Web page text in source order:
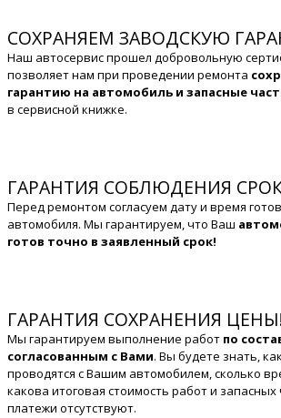
СОХРАНЯЕМ ЗАВОДСКУЮ
Наш автосервис прошел добровольную
позволяет нам при проведении ремонта
гарантию на автомобиль и запасные
в сервисной книжке.
ГАРАНТИЯ СОБЛЮДЕНИЯ
Перед ремонтом согласуем дату и время
автомобиля. Мы гарантируем, что Ваш
готов точно в заявленный срок!
ГАРАНТИЯ СОХРАНЕНИЯ
Мы гарантируем выполнение работ по
согласованным с Вами. Вы будете знать,
проводятся с Вашим автомобилем, сколько
какова итоговая стоимость работ и
платежи отсутствуют.